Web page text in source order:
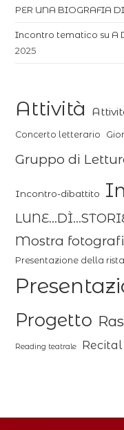
PER UNA BIOGRAFIA
Incontro tematico su A
2025
Attività
Concerto letterario
Gruppo di
Incontro-dibattito
Mostra
Presentazione della
Progetto
Reading teatrale Recital